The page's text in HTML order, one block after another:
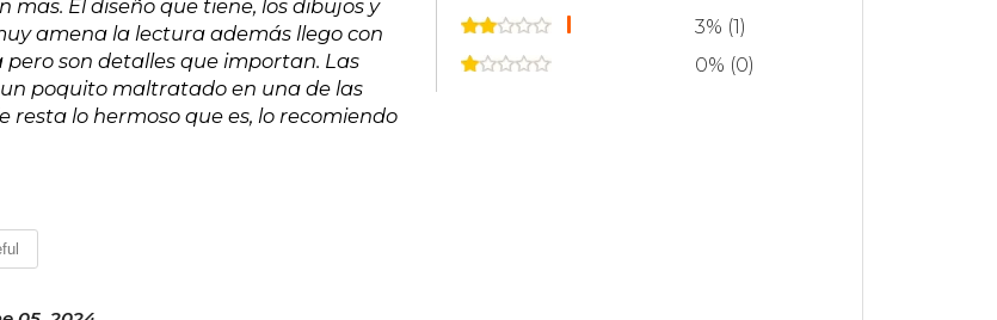
El diseño que tiene, los dibujos y
amena la lectura además llego con
son detalles que importan. Las
poquito maltratado en una de las
resta lo hermoso que es, lo recomiendo
3% (1)
0% (0)